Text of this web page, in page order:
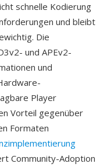
schnelle Kodierung
und bleibt
Die
und APEv2-
und
Player
Vorteil gegenüber
Formaten
Community-Adoption